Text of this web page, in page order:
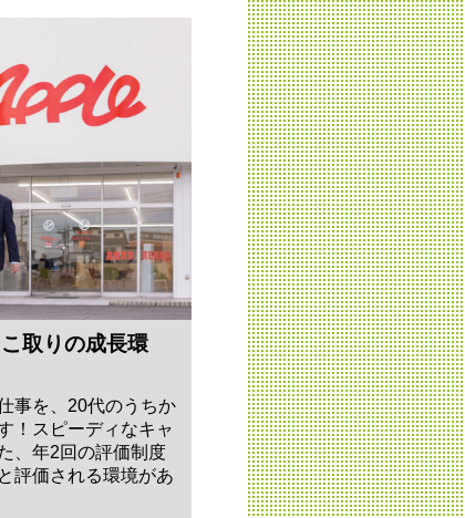
取りの成長環
事を、20代のうちか
！スピーディなキャ
、年2回の評価制度
評価される環境があ